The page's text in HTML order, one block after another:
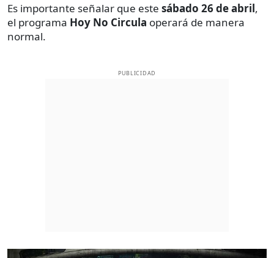
Es importante señalar que este sábado 26 de abril,
el programa Hoy No Circula operará de manera
normal.
PUBLICIDAD